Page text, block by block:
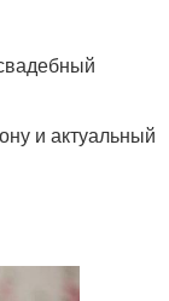
и актуальный